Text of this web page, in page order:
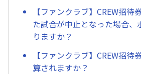
【ファンクラブ】CREW招待
た試合が中止となった場合、
りますか？
【ファンクラブ】CREW招
算されますか？